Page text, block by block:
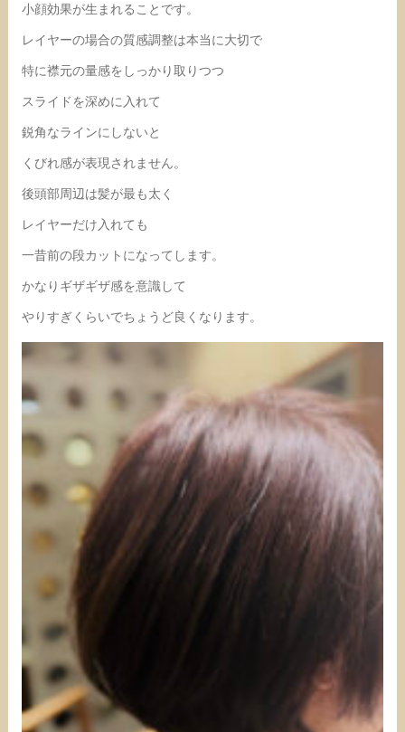
小顔効果が生まれることです。
レイヤーの場合の質感調整は本当に大切で
特に襟元の量感をしっかり取りつつ
スライドを深めに入れて
鋭角なラインにしないと
くびれ感が表現されません。
後頭部周辺は髪が最も太く
レイヤーだけ入れても
一昔前の段カットになってします。
かなりギザギザ感を意識して
やりすぎくらいでちょうど良くなります。